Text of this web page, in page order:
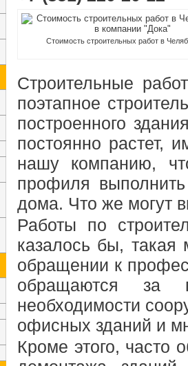
Стоимость строительных работ в
Строительные
поэтапное
построенного
постоянно растет,
нашу компанию,
профиля выполнить
дома. Что же могут
Работы по
казалось бы, такая
обращении к
обращаются за
необходимости
офисных зданий и
Кроме этого, часто